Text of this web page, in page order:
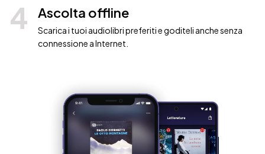
4 Ascolta offline
Scarica i tuoi audiolibri preferiti e goditeli anche senza
connessione a Internet.